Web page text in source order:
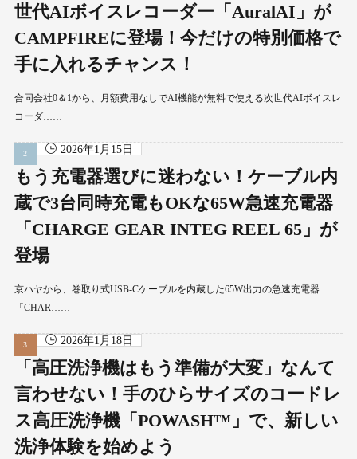
世代AIボイスレコーダー「AuralAI」が
CAMPFIREに登場！今だけの特別価格で
手に入れるチャンス！
合同会社0＆1から、月額費用なしでAI機能が無料で使える次世代AIボイスレ
コーダ……
2026年1月15日
もう充電器選びに迷わない！ケーブル内
蔵で3台同時充電もOKな65W急速充電器
「CHARGE GEAR INTEG REEL 65」が
登場
京ハヤから、巻取り式USB-Cケーブルを内蔵した65W出力の急速充電器
「CHAR……
2026年1月18日
「高圧洗浄機はもう準備が大変」なんて
言わせない！手のひらサイズのコードレ
ス高圧洗浄機「POWASH™」で、新しい
洗浄体験を始めよう